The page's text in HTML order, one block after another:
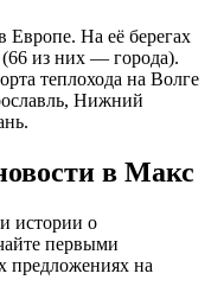
На её берегах
из них — города).
теплохода на Волге
Нижний
в Макс
истории о
первыми
предложениях на